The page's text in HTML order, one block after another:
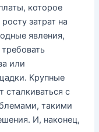
которое
затрат на
явления,
или
Крупные
сталкиваться с
такими
И, наконец,